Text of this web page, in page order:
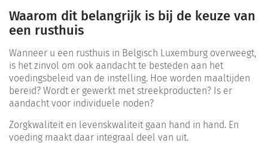
Waarom dit belangrijk is bij de keuze van
een rusthuis
Wanneer u een rusthuis in Belgisch Luxemburg overweegt,
is het zinvol om ook aandacht te besteden aan het
voedingsbeleid van de instelling. Hoe worden maaltijden
bereid? Wordt er gewerkt met streekproducten? Is er
aandacht voor individuele noden?
Zorgkwaliteit en levenskwaliteit gaan hand in hand. En
voeding maakt daar integraal deel van uit.